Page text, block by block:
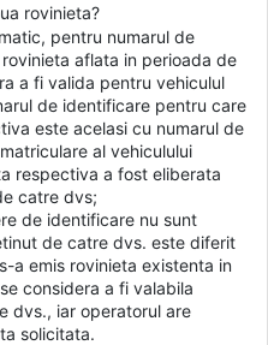
rovinieta?
pentru numarul de
aflata in perioada de
a fi valida pentru vehiculul
de identificare pentru care
este acelasi cu numarul de
al vehiculului
respectiva a fost eliberata
catre dvs;
de identificare nu sunt
de catre dvs. este diferit
a emis rovinieta existenta in
considera a fi valabila
dvs., iar operatorul are
solicitata.